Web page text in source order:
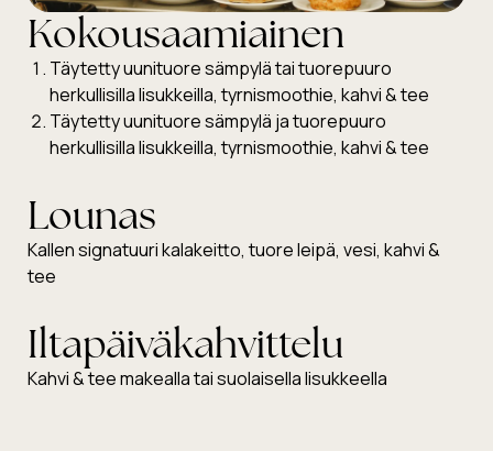
Kokousaamiainen
Täytetty uunituore sämpylä tai tuorepuuro
herkullisilla lisukkeilla, tyrnismoothie, kahvi & tee
Täytetty uunituore sämpylä ja tuorepuuro
herkullisilla lisukkeilla, tyrnismoothie, kahvi & tee
Lounas
Kallen signatuuri kalakeitto, tuore leipä, vesi, kahvi &
tee
Iltapäiväkahvittelu
Kahvi & tee makealla tai suolaisella lisukkeella